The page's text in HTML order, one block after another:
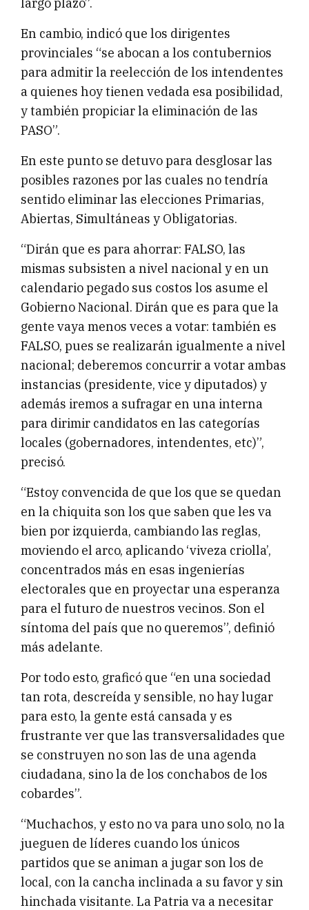
En cambio, indicó que los dirigentes
provinciales “se abocan a los contubernios
para admitir la reelección de los intendentes
a quienes hoy tienen vedada esa posibilidad,
y también propiciar la eliminación de las
PASO”.
En este punto se detuvo para desglosar las
posibles razones por las cuales no tendría
sentido eliminar las elecciones Primarias,
Abiertas, Simultáneas y Obligatorias.
“Dirán que es para ahorrar: FALSO, las
mismas subsisten a nivel nacional y en un
calendario pegado sus costos los asume el
Gobierno Nacional. Dirán que es para que la
gente vaya menos veces a votar: también es
FALSO, pues se realizarán igualmente a nivel
nacional; deberemos concurrir a votar ambas
instancias (presidente, vice y diputados) y
además iremos a sufragar en una interna
para dirimir candidatos en las categorías
locales (gobernadores, intendentes, etc)”,
precisó.
“Estoy convencida de que los que se quedan
en la chiquita son los que saben que les va
bien por izquierda, cambiando las reglas,
moviendo el arco, aplicando ‘viveza criolla’,
concentrados más en esas ingenierías
electorales que en proyectar una esperanza
para el futuro de nuestros vecinos. Son el
síntoma del país que no queremos”, definió
más adelante.
Por todo esto, graficó que “en una sociedad
tan rota, descreída y sensible, no hay lugar
para esto, la gente está cansada y es
frustrante ver que las transversalidades que
se construyen no son las de una agenda
ciudadana, sino la de los conchabos de los
cobardes”.
“Muchachos, y esto no va para uno solo, no la
jueguen de líderes cuando los únicos
partidos que se animan a jugar son los de
local, con la cancha inclinada a su favor y sin
hinchada visitante. La Patria va a necesitar